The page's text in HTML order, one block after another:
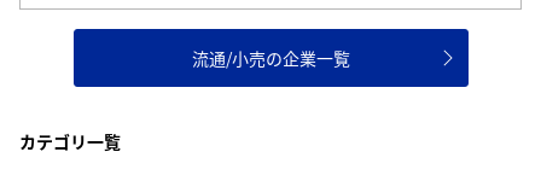
流通/小売の企業一覧
カテゴリ一覧